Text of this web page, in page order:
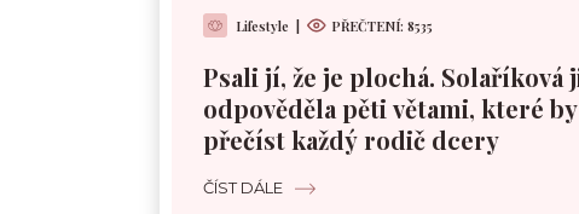
Lifestyle | PŘEČTENÍ: 8535
Psali jí, že je plochá. Solaříková
odpověděla pěti větami, které
přečíst každý rodič dcery
ČÍST DÁLE